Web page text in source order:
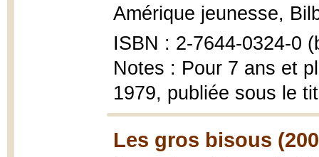
Amérique jeunesse,
ISBN : 2-7644-0324-0
Notes : Pour 7 ans et
1979, publiée sous le
Les gros bisous